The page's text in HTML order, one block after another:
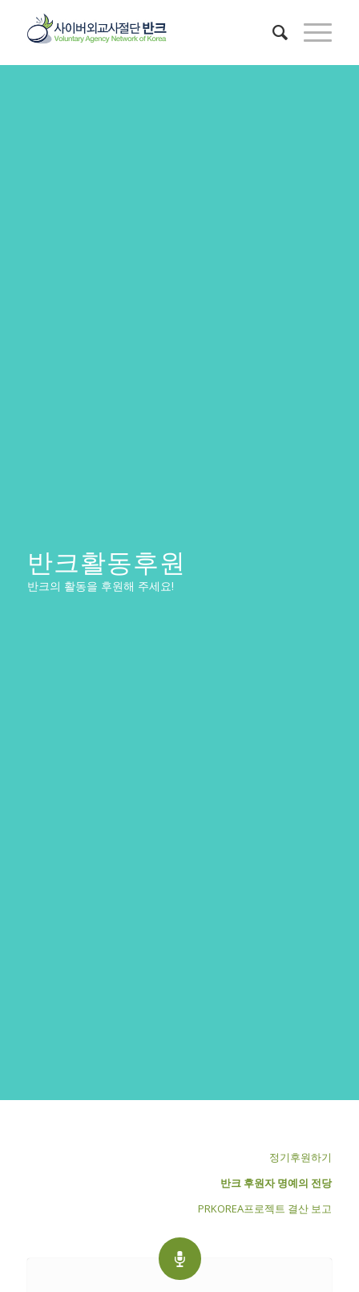
반크활동후원
반크의 활동을 후원해 주세요!
정기후원하기
반크 후원자 명예의 전당
PRKOREA프로젝트 결산 보고